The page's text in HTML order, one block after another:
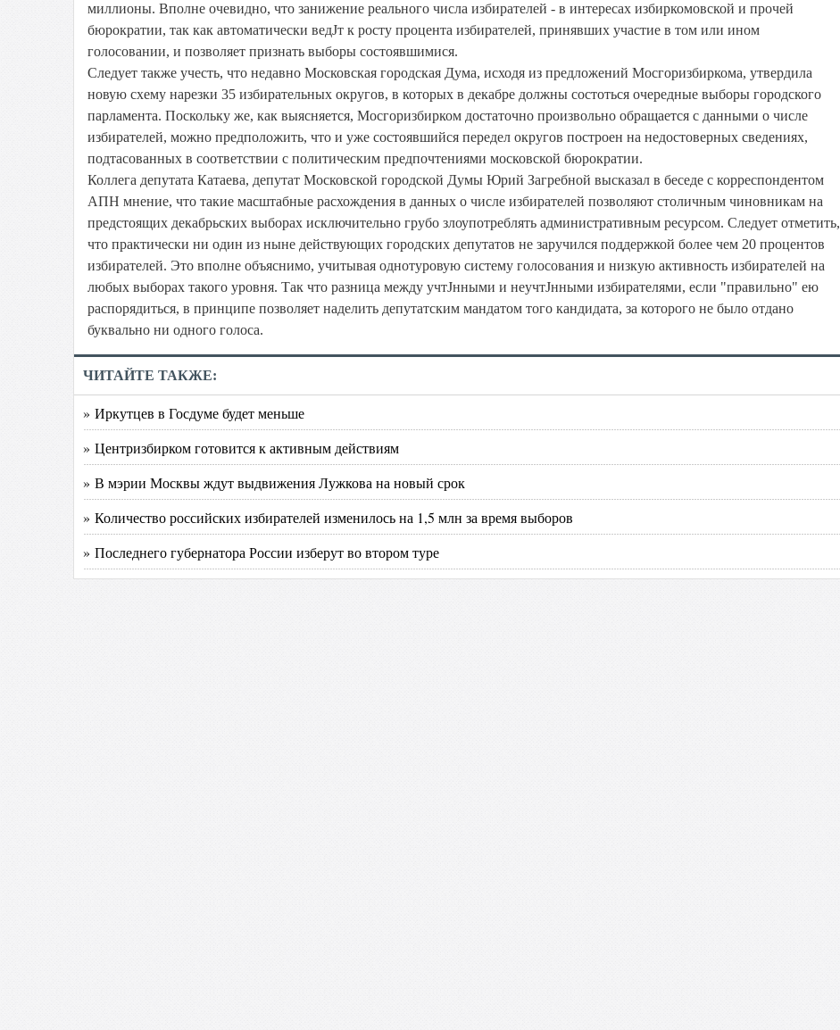
миллионы. Вполне очевидно, что занижение реального числа избирателей - в интересах избиркомовской и прочей
бюрократии, так как автоматически ведЈт к росту процента избирателей, принявших участие в том или ином
голосовании, и позволяет признать выборы состоявшимися.
Следует также учесть, что недавно Московская городская Дума, исходя из предложений Мосгоризбиркома, утвердила
новую схему нарезки 35 избирательных округов, в которых в декабре должны состоться очередные выборы городского
парламента. Поскольку же, как выясняется, Мосгоризбирком достаточно произвольно обращается с данными о числе
избирателей, можно предположить, что и уже состоявшийся передел округов построен на недостоверных сведениях,
подтасованных в соответствии с политическим предпочтениями московской бюрократии.
Коллега депутата Катаева, депутат Московской городской Думы Юрий Загребной высказал в беседе с корреспондентом
АПН мнение, что такие масштабные расхождения в данных о числе избирателей позволяют столичным чиновникам на
предстоящих декабрьских выборах исключительно грубо злоупотреблять административным ресурсом. Следует отметить,
что практически ни один из ныне действующих городских депутатов не заручился поддержкой более чем 20 процентов
избирателей. Это вполне объяснимо, учитывая однотуровую систему голосования и низкую активность избирателей на
любых выборах такого уровня. Так что разница между учтЈнными и неучтЈнными избирателями, если "правильно" ею
распорядиться, в принципе позволяет наделить депутатским мандатом того кандидата, за которого не было отдано
буквально ни одного голоса.
ЧИТАЙТЕ ТАКЖЕ:
» Иркутцев в Госдуме будет меньше
» Центризбирком готовится к активным действиям
» В мэрии Москвы ждут выдвижения Лужкова на новый срок
» Количество российских избирателей изменилось на 1,5 млн за время выборов
» Последнего губернатора России изберут во втором туре